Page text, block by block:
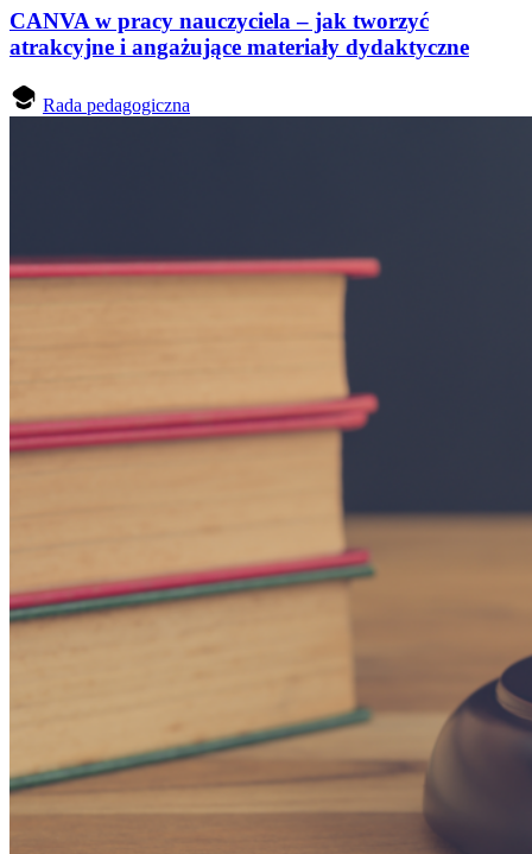
CANVA w pracy nauczyciela – jak tworzyć
atrakcyjne i angażujące materiały dydaktyczne
Rada pedagogiczna